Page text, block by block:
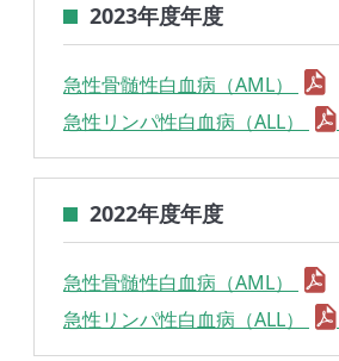
2023年度年度
急性骨髄性白血病（AML）
急性リンパ性白血病（ALL）
2022年度年度
急性骨髄性白血病（AML）
急性リンパ性白血病（ALL）